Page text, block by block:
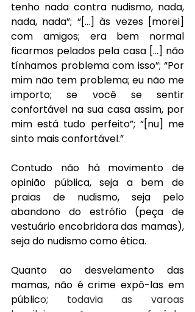
tenho nada contra nudismo, nada,
nada, nada”; “[...] às vezes [morei]
com amigos; era bem normal
ficarmos pelados pela casa [...] não
tínhamos problema com isso”; “Por
mim não tem problema; eu não me
importo; se você se sentir
confortável na sua casa assim, por
mim está tudo perfeito”; “[nu] me
sinto mais confortável.”
Contudo não há movimento de
opinião pública, seja a bem de
praias de nudismo, seja pelo
abandono do estrófio (peça de
vestuário encobridora das mamas),
seja do nudismo como ética.
Quanto ao desvelamento das
mamas, não é crime expô-las em
público; todavia as varoas